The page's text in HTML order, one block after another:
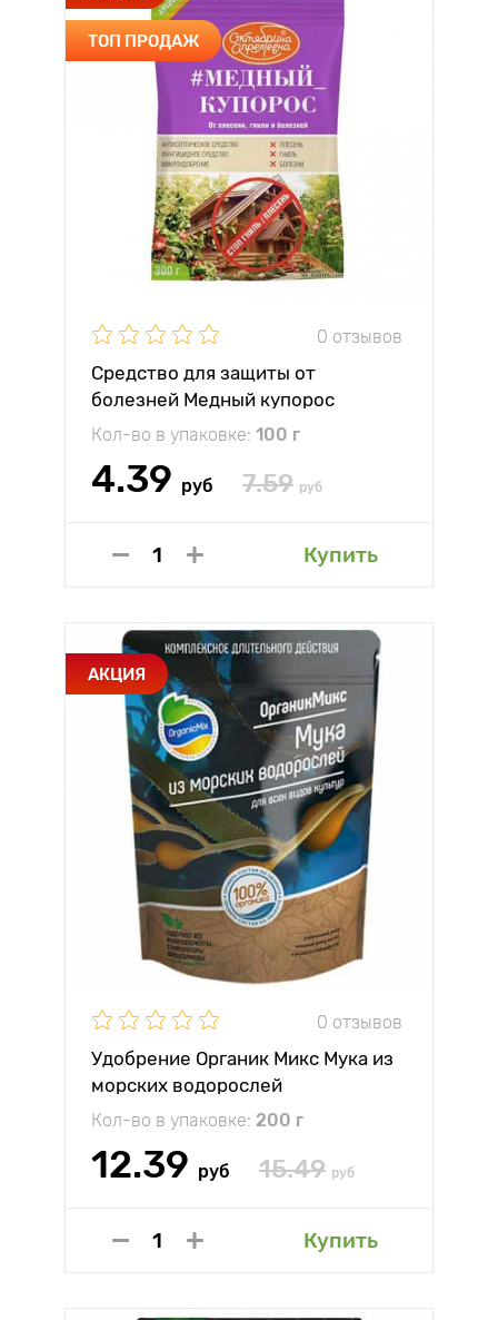
ТОП ПРОДАЖ
0 отзывов
Средство для защиты от
болезней Медный купорос
Зеленая Аптека
Кол-во в упаковке: 100 г
4.39 руб 7.59 руб
Купить
АКЦИЯ
0 отзывов
Удобрение Органик Микс Мука из
морских водорослей
Кол-во в упаковке: 200 г
12.39 руб 15.49 руб
Купить